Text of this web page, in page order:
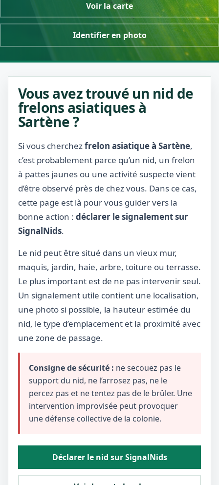
Voir la carte
Identifier en photo
Vous avez trouvé un nid de
frelons asiatiques à
Sartène ?
Si vous cherchezfrelon asiatique à Sartène,
c’est probablement parce qu’un nid, un frelon
à pattes jaunes ou une activité suspecte vient
d’être observé près de chez vous. Dans ce cas,
cette page est là pour vous guider vers la
bonne action : déclarer le signalement sur
SignalNids.
Le nid peut être situé dans un vieux mur,
maquis, jardin, haie, arbre, toiture ou terrasse.
Le plus important est de ne pas intervenir seul.
Un signalement utile contient une localisation,
une photo si possible, la hauteur estimée du
nid, le type d’emplacement et la proximité avec
une zone de passage.
Consigne de sécurité : ne secouez pas le
support du nid, ne l’arrosez pas, ne le
percez pas et ne tentez pas de le brûler. Une
intervention improvisée peut provoquer
une défense collective de la colonie.
Déclarer le nid sur SignalNids